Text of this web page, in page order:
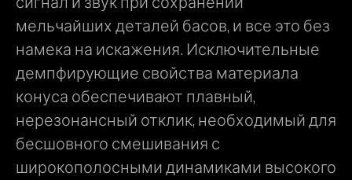
мельчайших деталей басов, и все это без
намека на искажения. Исключительные
демпфирующие свойства материала
конуса обеспечивают плавный,
нерезонансный отклик, необходимый для
бесшовного смешивания с
широкополосными динамиками высокого